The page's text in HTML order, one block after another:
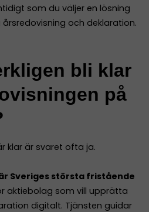
som du väljer en lösning
och deklaration.
bli klar
på
klar är svaret ofta ja.
Sveriges största fristående
aktiebolag som vill upprätta
digitalt. Tjänsten guidar